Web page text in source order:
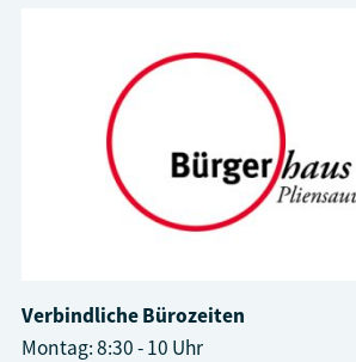
Verbindliche Bürozeiten
Montag: 8:30 - 10 Uhr